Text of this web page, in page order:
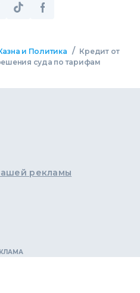
и Политика / Кредит от
суда по тарифам
рекламы